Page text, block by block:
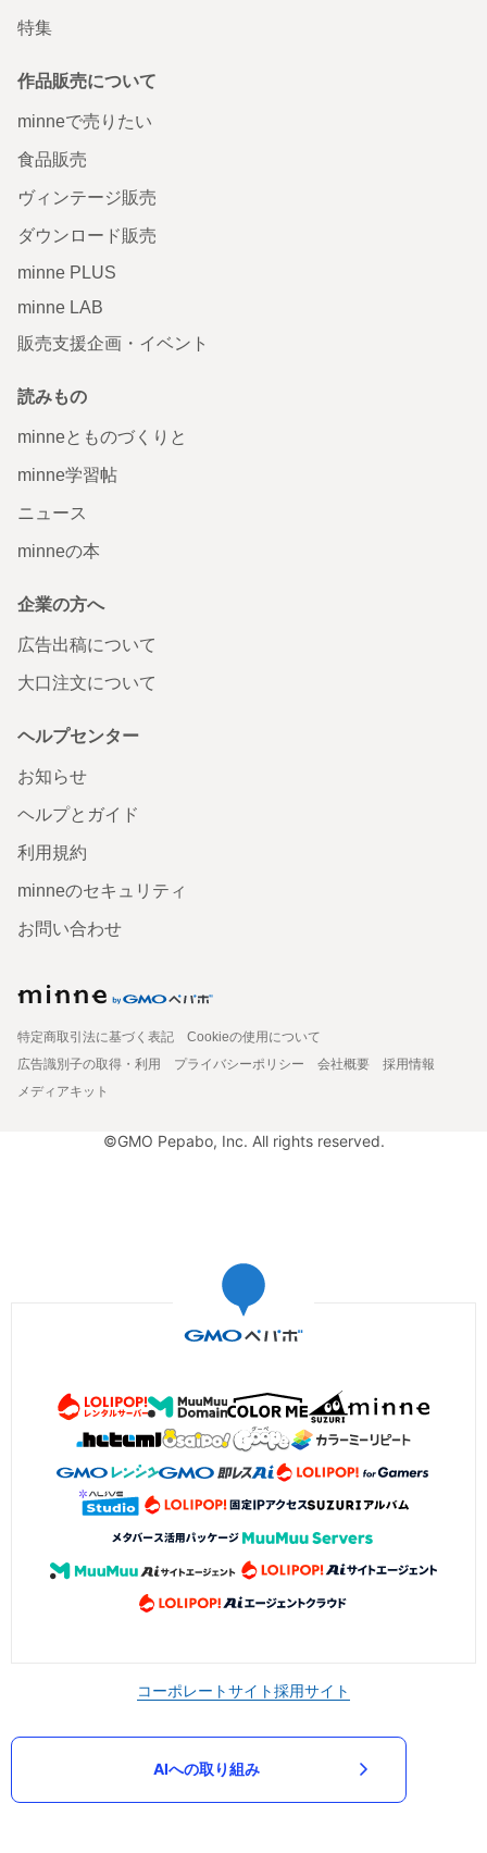
特集
作品販売について
minneで売りたい
食品販売
ヴィンテージ販売
ダウンロード販売
minne PLUS
minne LAB
販売支援企画・イベント
読みもの
minneとものづくりと
minne学習帖
ニュース
minneの本
企業の方へ
広告出稿について
大口注文について
ヘルプセンター
お知らせ
ヘルプとガイド
利用規約
minneのセキュリティ
お問い合わせ
特定商取引法に基づく表記
Cookieの使用について
広告識別子の取得・利用
プライバシーポリシー 会社概要
採用情報
メディアキット
©GMO Pepabo, Inc. All rights reserved.
コーポレートサイト採用サイト
AIへの取り組み